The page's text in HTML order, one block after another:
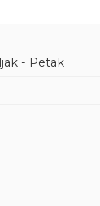
- Petak